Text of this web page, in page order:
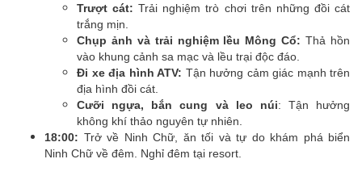
Trượt cát: Trải nghiệm trò chơi trên những đồi cát
trắng mịn.
Chụp ảnh và trải nghiệm lều Mông Cổ: Thả hồn
vào khung cảnh sa mạc và lều trại độc đáo.
Đi xe địa hình ATV: Tận hưởng cảm giác mạnh trên
địa hình đồi cát.
Cưỡi ngựa, bắn cung và leo núi: Tận hưởng
không khí thảo nguyên tự nhiên.
18:00: Trở về Ninh Chữ, ăn tối và tự do khám phá biển
Ninh Chữ về đêm. Nghỉ đêm tại resort.